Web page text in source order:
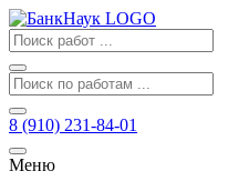
8 (910) 231-84-01
Меню